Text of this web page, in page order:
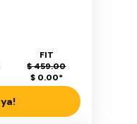
FIT
$ 459.00
$ 0.00*